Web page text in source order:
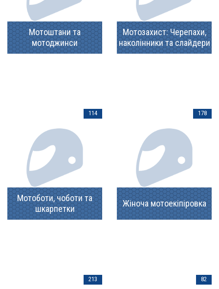
Мотоштани та
мотоджинси
Мотозахист: Черепахи,
наколінники та слайдери
Мотоботи, чоботи та
шкарпетки
114
Жіноча мотоекіпіровка
178
213 82